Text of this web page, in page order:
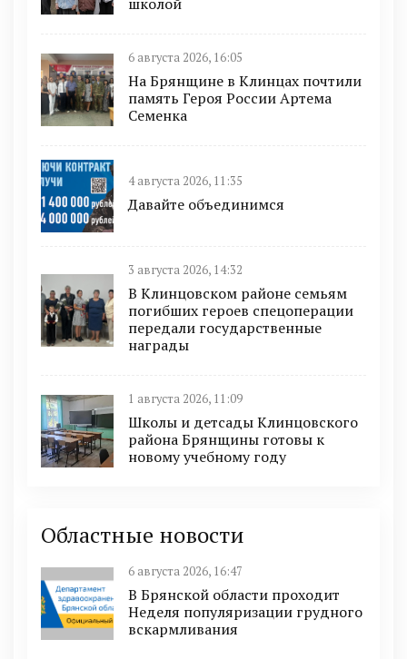
6 августа 2026, 16:05
На Брянщине в Клинцах почтили
память Героя России Артема
Семенка
4 августа 2026, 11:35
Давайте объединимся
3 августа 2026, 14:32
В Клинцовском районе семьям
погибших героев спецоперации
передали государственные
награды
1 августа 2026, 11:09
Школы и детсады Клинцовского
района Брянщины готовы к
новому учебному году
Областные новости
6 августа 2026, 16:47
В Брянской области проходит
Неделя популяризации грудного
вскармливания